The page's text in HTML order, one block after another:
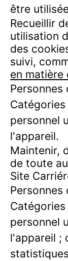
être
Recueillir
utilisation
des
suivi,
en matière
Personnes
personnel
l'appareil.
Maintenir,
de toute
Site
Personnes
personnel
l'appareil ;